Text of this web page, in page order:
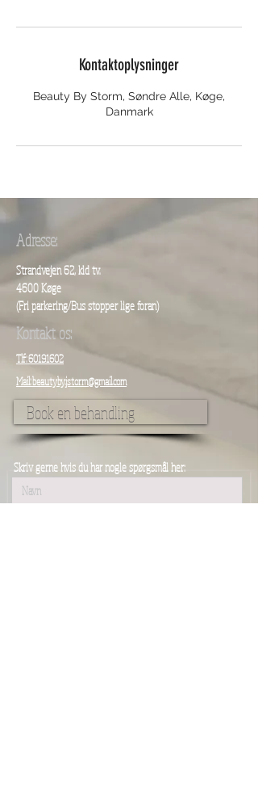
Kontaktoplysninger
Beauty By Storm, Søndre Alle, Køge,
Danmark
Adresse:
Strandvejen 62, kld tv.
4600 Køge
(Fri parkering/Bus stopper lige foran)
Kontakt os:
Tlf: 60191602
Mail: beautyby.jstorm@gmail.com
Book en behandling
Skriv gerne hvis du har nogle spørgsmål her: